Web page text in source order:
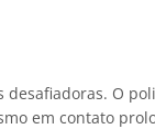
O
em contato